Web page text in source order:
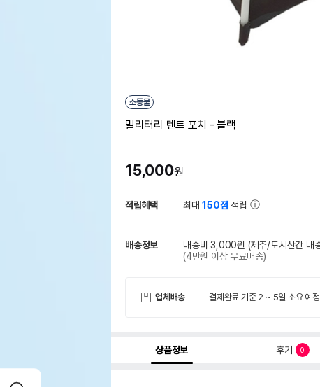
소동물
밀리터리 텐트 포치 - 블랙
15,000원
적립혜택 최대150점 적립
배송정보 배송비 3,000원 (제주/도서산간 배
(4만원 이상 무료배송)
업체배송 결제완료 기준 2 ~ 5일 소요 예정
상품정보 후기 0